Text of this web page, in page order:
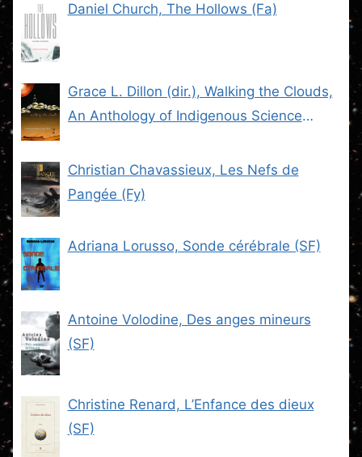
Daniel Church, The Hollows (Fa)
Grace L. Dillon (dir.), Walking the Clouds,
An Anthology of Indigenous Science
Christian Chavassieux, Les Nefs de
Pangée (Fy)
Adriana Lorusso, Sonde cérébrale (SF)
Antoine Volodine, Des anges mineurs
(SF)
Christine Renard, L’Enfance des dieux
(SF)